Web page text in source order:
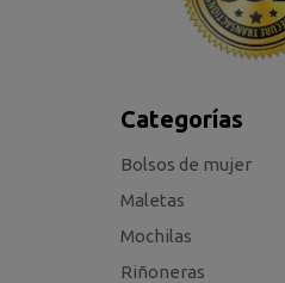
Categorías
Bolsos de mujer
Maletas
Mochilas
Riñoneras